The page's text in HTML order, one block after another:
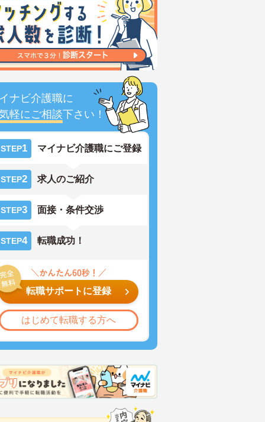
ナビ介護職に
軽にご相談下さい！
STEP1 マイナビ介護職にご登録
STEP2 求人のご紹介
STEP3 面接・条件交渉
STEP4 転職成功！
転職サポートに登録
はじめて転職する方へ